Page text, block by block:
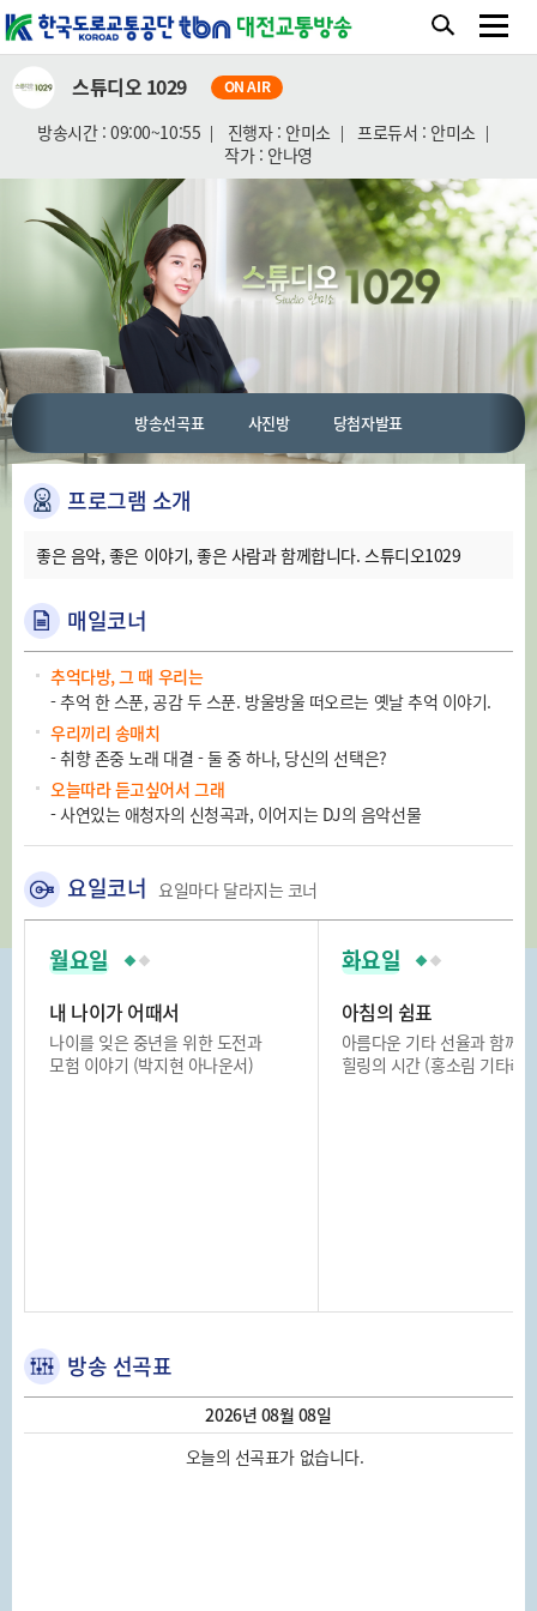
스튜디오 1029 ON AIR
방송시간 : 09:00~10:55 진행자 : 안미소
프로듀서 : 안미소
작가 : 안나영
방송선곡표 사진방 당첨자발표
프로그램 소개
좋은 음악, 좋은 이야기, 좋은 사람과 함께합니다. 스튜디오1029
매일코너
추억다방, 그 때 우리는
- 추억 한 스푼, 공감 두 스푼. 방울방울 떠오르는 옛날 추억 이야기.
우리끼리 송매치
- 취향 존중 노래 대결 - 둘 중 하나, 당신의 선택은?
오늘따라 듣고싶어서 그래
- 사연있는 애청자의 신청곡과, 이어지는 DJ의 음악선물
요일코너 요일마다 달라지는 코너
월요일
내 나이가 어때서
나이를 잊은 중년을 위한 도전과
모험 이야기 (박지현 아나운서)
화요일
아침의 쉼표
아름다운 기타 선율과 함께
힐링의 시간 (홍소림 기타리
방송 선곡표
2026년 08월 08일
오늘의 선곡표가 없습니다.